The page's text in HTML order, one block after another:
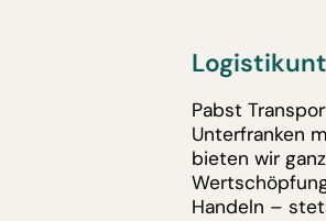
Pabst
Unterfranken
bieten wir
Handeln –